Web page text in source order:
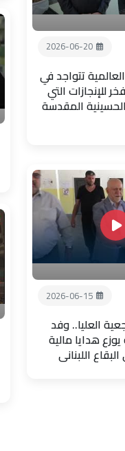
2026-06-20
تتواجد في
للإنجازات التي
المقدسة
2026-06-15
العليا.. وفد
هدايا مالية
اللبناني